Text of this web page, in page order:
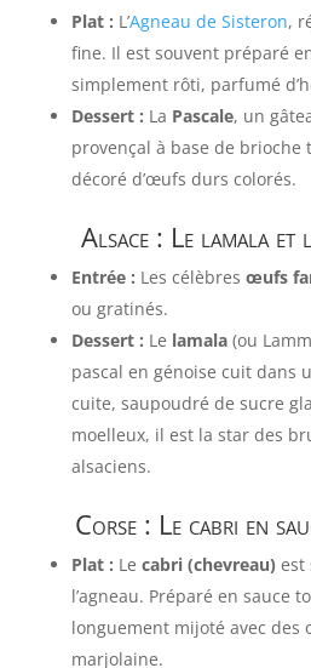
Plat : L’Agneau de Sisteron,
fine. Il est souvent préparé
simplement rôti, parfumé
Dessert : La Pascale, un
provençal à base de brioche
décoré d’œufs durs colorés.
Alsace : Le lamala et
Entrée : Les célèbres œufs
ou gratinés.
Dessert : Le lamala(ou
pascal en génoise cuit dans
cuite, saupoudré de sucre
moelleux, il est la star des
alsaciens.
Corse : Le cabri en
Plat : Le cabri (chevreau) est
l’agneau. Préparé en sauce
longuement mijoté avec des
marjolaine.